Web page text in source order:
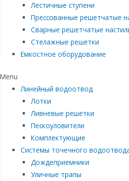
Лестичные ступени
Прессованные решетчатые
Сварные решетчатые
Стелажные решетки
Емкостное оборудование
Menu
Линейный водоотвод
Лотки
Ливневые решетки
Пескоуловители
Комплектующие
Системы точечного
Дождеприемники
Уличные трапы